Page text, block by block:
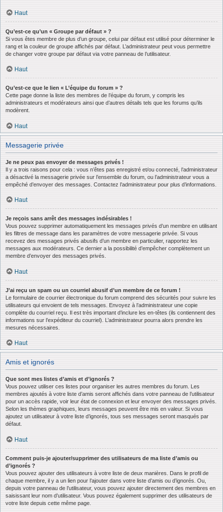
Haut
Qu’est-ce qu’un « Groupe par défaut » ?
Si vous êtes membre de plus d’un groupe, celui par défaut est utilisé pour déterminer le
rang et la couleur de groupe affichés par défaut. L’administrateur peut vous permettre
de changer votre groupe par défaut via votre panneau de l’utilisateur.
Haut
Qu’est-ce que le lien « L’équipe du forum » ?
Cette page donne la liste des membres de l’équipe du forum, y compris les
administrateurs et modérateurs ainsi que d’autres détails tels que les forums qu’ils
modèrent.
Haut
Messagerie privée
Je ne peux pas envoyer de messages privés !
Il y a trois raisons pour cela : vous n’êtes pas enregistré et/ou connecté, l’administrateur
a désactivé la messagerie privée sur l’ensemble du forum, ou l’administrateur vous a
empêché d’envoyer des messages. Contactez l’administrateur pour plus d’informations.
Haut
Je reçois sans arrêt des messages indésirables !
Vous pouvez supprimer automatiquement les messages privés d’un membre en utilisant
les filtres de message dans les paramètres de votre messagerie privée. Si vous
recevez des messages privés abusifs d’un membre en particulier, rapportez les
messages aux modérateurs. Ce dernier a la possibilité d’empêcher complètement un
membre d’envoyer des messages privés.
Haut
J’ai reçu un spam ou un courriel abusif d’un membre de ce forum !
Le formulaire de courrier électronique du forum comprend des sécurités pour suivre les
utilisateurs qui envoient de tels messages. Envoyez à l’administrateur une copie
complète du courriel reçu. Il est très important d’inclure les en-têtes (ils contiennent des
informations sur l’expéditeur du courriel). L’administrateur pourra alors prendre les
mesures nécessaires.
Haut
Amis et ignorés
Que sont mes listes d’amis et d’ignorés ?
Vous pouvez utiliser ces listes pour organiser les autres membres du forum. Les
membres ajoutés à votre liste d’amis seront affichés dans votre panneau de l’utilisateur
pour un accès rapide, voir leur état de connexion et leur envoyer des messages privés.
Selon les thèmes graphiques, leurs messages peuvent être mis en valeur. Si vous
ajoutez un utilisateur à votre liste d’ignorés, tous ses messages seront masqués par
défaut.
Haut
Comment puis-je ajouter/supprimer des utilisateurs de ma liste d’amis ou
d’ignorés ?
Vous pouvez ajouter des utilisateurs à votre liste de deux manières. Dans le profil de
chaque membre, il y a un lien pour l’ajouter dans votre liste d’amis ou d’ignorés. Ou,
depuis votre panneau de l’utilisateur, vous pouvez ajouter directement des membres en
saisissant leur nom d’utilisateur. Vous pouvez également supprimer des utilisateurs de
votre liste depuis cette même page.